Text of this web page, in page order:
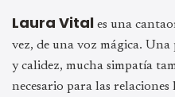
Laura Vital es una
vez, de una voz mágica.
y calidez, mucha simpatía
necesario para las